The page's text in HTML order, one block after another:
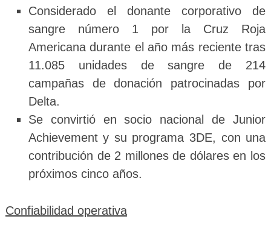
Considerado el donante corporativo de
sangre número 1 por la Cruz Roja
Americana durante el año más reciente tras
11.085 unidades de sangre de 214
campañas de donación patrocinadas por
Delta.
Se convirtió en socio nacional de Junior
Achievement y su programa 3DE, con una
contribución de 2 millones de dólares en los
próximos cinco años.
Confiabilidad operativa